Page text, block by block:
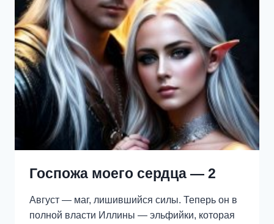
Госпожа моего сердца — 2
Август — маг, лишившийся силы. Теперь он в
полной власти Иллины — эльфийки, которая